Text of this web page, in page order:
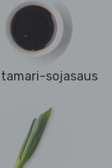
sojasaus